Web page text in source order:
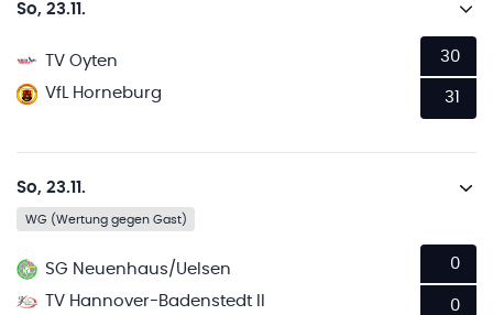
So, 23.11.
TV Oyten
VfL Horneburg
30
31
So, 23.11.
WG (Wertung gegen Gast)
SG Neuenhaus/Uelsen
TV Hannover-Badenstedt II
0
0